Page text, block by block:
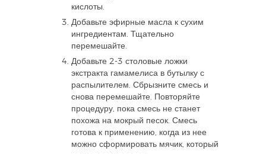
кислоты.
Добавьте эфирные масла к сухим
ингредиентам. Тщательно
перемешайте.
Добавьте 2-3 столовые ложки
экстракта гамамелиса в бутылку с
распылителем. Сбрызните смесь и
снова перемешайте. Повторяйте
процедуру, пока смесь не станет
похожа на мокрый песок. Смесь
готова к применению, когда из нее
можно сформировать мячик, который